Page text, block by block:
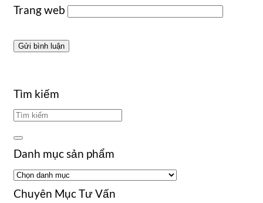
Trang web
Tìm kiếm
Danh mục sản phẩm
Chuyên Mục Tư Vấn